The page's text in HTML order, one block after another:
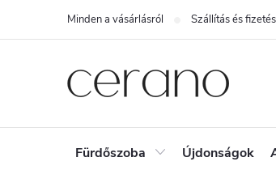
tartalomhoz
Minden a vásárlásról Szállítás és fizetés
Fürdőszoba Újdonságok